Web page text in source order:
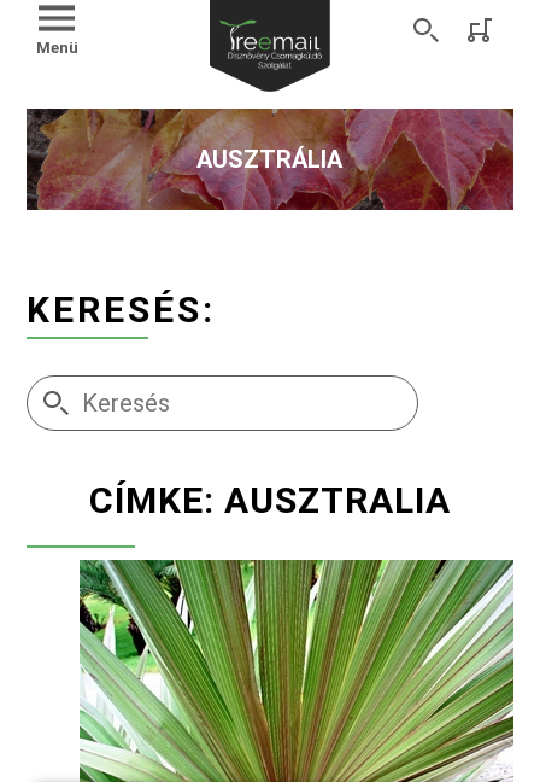
Menü
AUSZTRÁLIA
KERESÉS:
CÍMKE: AUSZTRALIA